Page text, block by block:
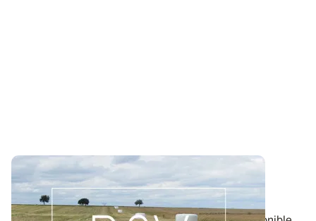
Bulletin de santé du Végétal - Lorraine :
Pommes de terre